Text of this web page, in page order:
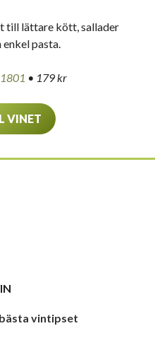
till lättare kött, sallader
enkel pasta.
• 179 kr
VINET
vintipset